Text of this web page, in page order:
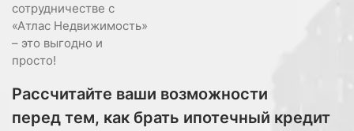
сотрудничестве с
«Атлас Недвижимость»
– это выгодно и
просто!
Рассчитайте ваши возможности
перед тем, как брать ипотечный кредит